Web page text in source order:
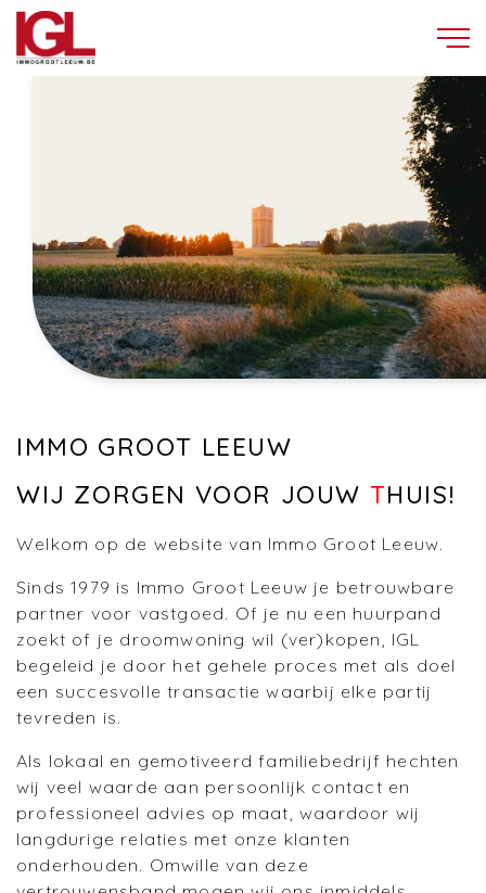
IMMO GROOT LEEUW
WIJ ZORGEN VOOR JOUW THUIS!
Welkom op de website van Immo Groot Leeuw.
Sinds 1979 is Immo Groot Leeuw je betrouwbare
partner voor vastgoed. Of je nu een huurpand
zoekt of je droomwoning wil (ver)kopen, IGL
begeleid je door het gehele proces met als doel
een succesvolle transactie waarbij elke partij
tevreden is.
Als lokaal en gemotiveerd familiebedrijf hechten
wij veel waarde aan persoonlijk contact en
professioneel advies op maat, waardoor wij
langdurige relaties met onze klanten
onderhouden. Omwille van deze